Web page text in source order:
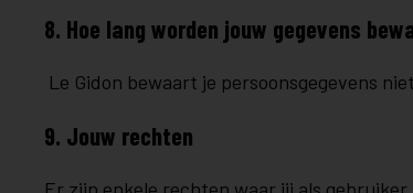
8. Hoe lang worden jouw gegevens
Le Gidon bewaart je persoonsgegevens
9. Jouw rechten